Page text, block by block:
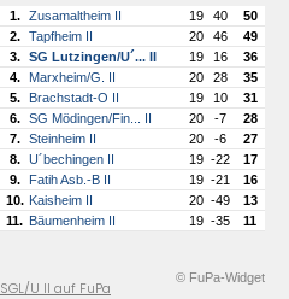
1. Zusamaltheim II 19 40
50
2.
Tapfheim II 20 46
49
3.
SG Lutzingen/U´... II 19 16
36
4.
Marxheim/G. II 20 28
35
5.
Brachstadt-O II 19 10
31
6.
SG Mödingen/Fin... II 20 -7
28
7.
Steinheim II 20 -6
27
8.
U´bechingen II 19 -22
17
9.
Fatih Asb.-B II 19 -21
16
10. Kaisheim II 20 -49
13
11. Bäumenheim II 19 -35 11
© FuPa-Widget
SGL/U II auf FuPa